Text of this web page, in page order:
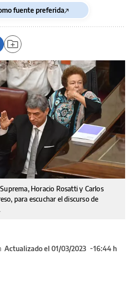
fuente preferida
Horacio Rosatti y Carlos
para escuchar el discurso de
Actualizado el 01/03/2023
16:44 h